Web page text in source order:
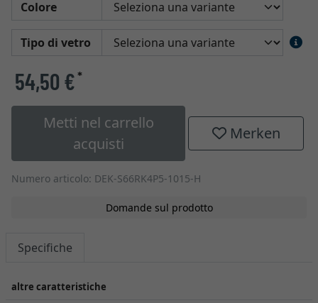
Colore
Tipo di vetro
54,50 €*
Metti nel carrello
acquisti
Merken
Numero articolo: DEK-S66RK4P5-1015-H
Domande sul prodotto
Specifiche
altre caratteristiche